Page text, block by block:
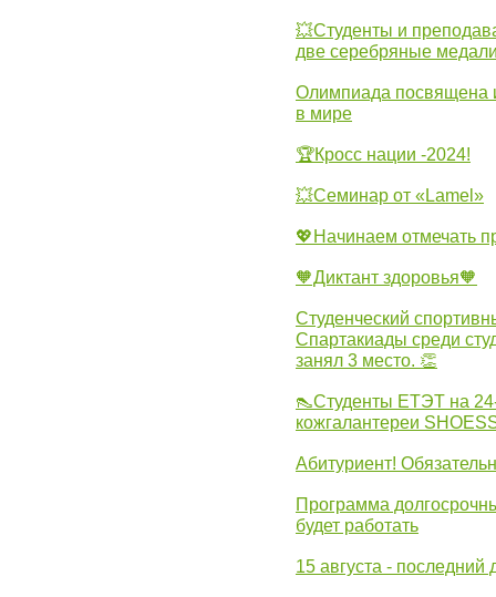
💥Студенты и
две серебряные
Олимпиада посвящена
в мире
🏆Кросс нации -2024!
💥Семинар от «Lamel»
💖Начинаем отмечать
🧡Диктант здоровья🧡
Студенческий
Спартакиады среди
занял 3 место. 👏
👠Студенты ЕТЭТ на
кожгалантереи
Абитуриент!
Программа
будет работать
15 августа - последний